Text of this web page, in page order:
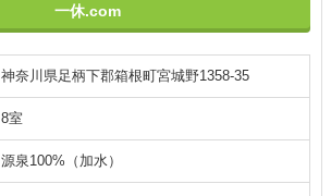
一休.com
神奈川県足柄下郡箱根町宮城野1358-35
8室
源泉100%（加水）